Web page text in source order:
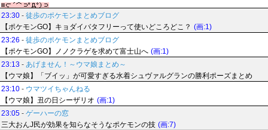
23:30 - 徒歩のポケモンまとめブログ
【ポケモンGO】キョダイバタフリーって使いどころどこ？ (画:1)
23:26 - 徒歩のポケモンまとめブログ
【ポケモンGO】ノノクラゲを求めて富士山へ (画:1)
23:13 - あげません！～ウマ娘まとめ～
【ウマ娘】「ブイッ」が可愛すぎる水着シュヴァルグランの勝利ポーズまとめ
23:10 - ウマツイちゃんねる
【ウマ娘】丑の日シーザリオ (画:1)
23:05 - ゲーハーの窓
三大おんJ民が効果を知らなそうなポケモンの技 (画:7)